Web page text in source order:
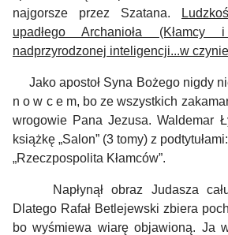
najgorsze przez Szatana.
upadłego Archanioła
nadprzyrodzonej inteligencji...w
Jako apostoł Syna Bożego nigdy
n o w c e m, bo ze wszystkich
wrogowie Pana Jezusa.Waldemar
książkę „Salon” (3 tomy) z
„Rzeczpospolita Kłamców”.
Napłynął obraz Judasza
Dlatego Rafał Betlejewski zbiera
bo wyśmiewa wiarę objawioną. Ja